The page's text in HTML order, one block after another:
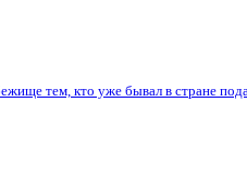
тем, кто уже бывал в стране